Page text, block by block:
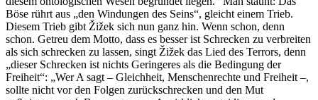
Böse rührt aus „den Windungen des Seins“, gleicht einem Trieb.
Diesem Trieb gibt Žižek sich nun ganz hin. Wenn schon, denn
schon. Getreu dem Motto, dass es besser ist Schrecken zu verbreiten
als sich schrecken zu lassen, singt Žižek das Lied des Terrors, denn
„dieser Schrecken ist nichts Geringeres als die Bedingung der
Freiheit“: „Wer A sagt – Gleichheit, Menschenrechte und Freiheit –,
sollte nicht vor den Folgen zurückschrecken und den Mut